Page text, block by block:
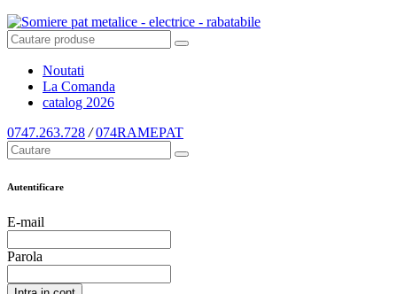
Noutati
La Comanda
catalog 2026
0747.263.728 / 074RAMEPAT
Autentificare
E-mail
Parola